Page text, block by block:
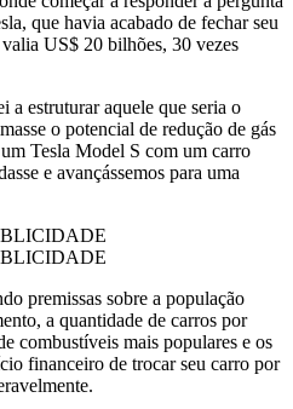
que havia acabado de fechar seu
US$ 20 bilhões, 30 vezes
a estruturar aquele que seria o
o potencial de redução de gás
Tesla Model S com um carro
e avançássemos para uma
premissas sobre a população
a quantidade de carros por
combustíveis mais populares e os
financeiro de trocar seu carro por